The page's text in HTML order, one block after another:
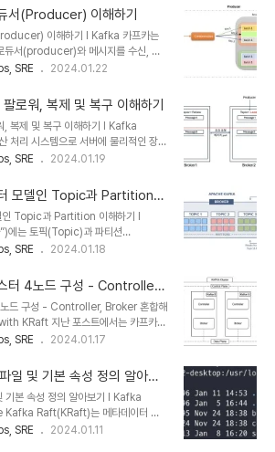
가 카프카의 토픽으로 메시지를 보내
소비하는 역할을 하는 애플리케이션, 서
라고 한다. 컨슈머의 주요 기능
져오기를 요청하는 것이다. 각 요청은
치로부터 로그 메시지를 수신한다. 그
(Producer) 이해하기
이해하기 l Kafka 카프카는
듀서(producer)와 메시지를 수신, 소
으며, 프로듀서와 컨슈머 사이에서
지를 생산(producer)해서 카프카의 토
하는 애플리케이션, 서버 등을 모두 프
요 기능은 각각의 메시지를 토픽 파티
요청을 보내는 것이다. 이때 키 값을
를 동일한 파티션으로 전송할 수 있으
SRE 2024.01.22
로워, 복제 및 복구 이해하기
복제 및 복구 이해하기 l Kafka
처리 시스템으로 서버에 물리적인 장애
장하도록 구성할 수 있다. 그리고 가용
클러스터의 여러 브로커들에게 분산시
케이션”이라 한다. 이때 실제로 리플리
토픽의 파티션이다. 토픽에 대한 자세
. l Kafka 데이터 모델인 Topic과
..
SRE 2024.01.19
모델인 Topic과 Partition
Topic과 Partition 이해하기 l
에는 토픽(Topic)과 파티션
있다. 간단히 정리하면 토픽은 메시
수평 확장이 가능한 단위이다. 카프카
저장한다. 토픽의 이름은 249자 미만으
합하여 만들 수 있다. 토픽은 1개 이상의
티션은 append-only로 동작하며 새
다. 그리고 각 메시지의 저장 위치를
SRE 2024.01.18
터 4노드 구성 - Controller,
기
드 구성 - Controller, Broker 혼합해
KRaft 지난 포스트에서는 카프카를
PUB/SUB를 테스트하는 방법에 대해
entry/Kafka-Kafka-
with-KRaft-
SRE 2024.01.17
및 기본 속성 정의 알아보
본 속성 정의 알아보기 l Kafka
Raft(KRaft)는 메타데이터 관
Apache Kafka의 종속성을 제거하
SRE 2024.01.11